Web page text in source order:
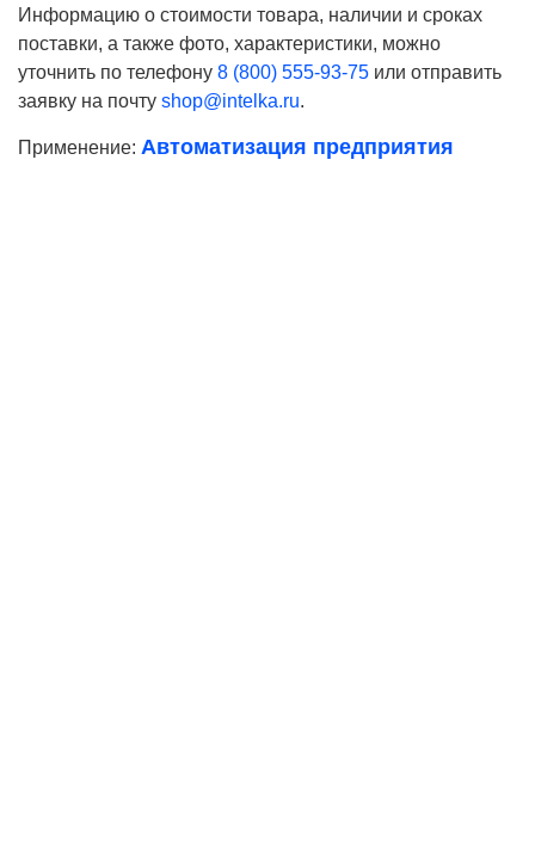
Информацию о стоимости товара, наличии и сроках
поставки, а также фото, характеристики, можно
уточнить по телефону 8 (800) 555-93-75 или отправить
заявку на почту shop@intelka.ru.
Применение: Автоматизация предприятия
Ваше имя